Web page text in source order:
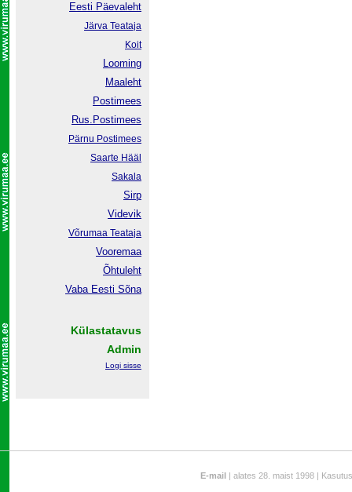
Eesti Päevaleht
Järva Teataja
Koit
Looming
Maaleht
Postimees
Rus.Postimees
Pärnu Postimees
Saarte Hääl
Sakala
Sirp
Videvik
Võrumaa Teataja
Vooremaa
Õhtuleht
Vaba Eesti Sõna
Külastatavus
Admin
Logi sisse
E-mail | alates 28. maist 1998 |